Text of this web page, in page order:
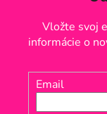
Vložte svoj
informácie o
Email